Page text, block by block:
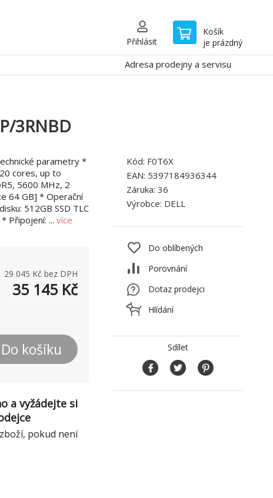
Přihlásit
Košík
je prázdný
Adresa prodejny a servisu
3RNBD
parametry *
cores, up to
5600 MHz, 2
64 GB] * Operační
512GB SSD TLC
Připojení: ... více
29 045 Kč bez DPH
35 145 Kč
Do košíku
a vyžádejte si
pokud není
Kód: F0T6X
EAN: 5397184936344
Záruka: 36
Výrobce: DELL
Do oblíbených
Porovnání
Dotaz prodejci
Hlídání
Sdílet